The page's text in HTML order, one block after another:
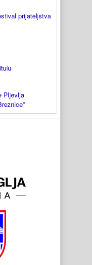
prijateljstva
Pljevlja